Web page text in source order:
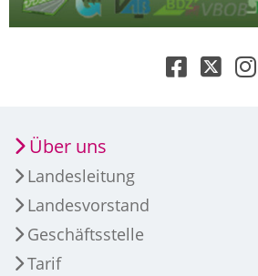
Über uns
Landesleitung
Landesvorstand
Geschäftsstelle
Tarif